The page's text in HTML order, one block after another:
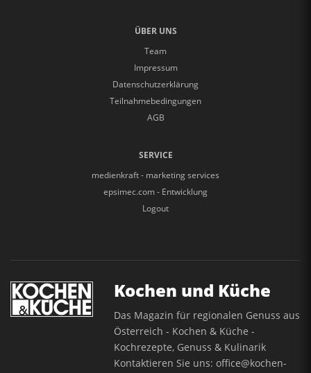
ÜBER UNS
Team
Impressum
Datenschutzerklärung
Teilnahmebedingungen
AGB
SERVICE
medienkraft - marketing services
epsimec.com - Entwicklung
Logout
Kochen und Küche
Das Magazin für regionalen Genuss aus
Österreich - Kochen & Küche -
Kochrezepte, Genuss & Kulinarik
Kontaktieren Sie uns:office@kochen-